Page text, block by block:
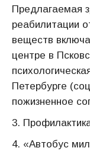
Предлагаемая
реабилитации
веществ
центре в
Петербурге
пожизненное
3.
4. «Автобус